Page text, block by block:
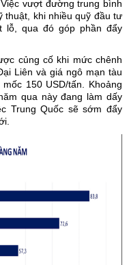
vượt đường trung bình
thuật, khi nhiều quỹ đầu tư
lỗ, qua đó góp phần đẩy
củng cố khi mức chênh
Liên và giá ngô mạn tàu
150 USD/tấn. Khoảng
qua này đang làm dấy
Trung Quốc sẽ sớm đẩy